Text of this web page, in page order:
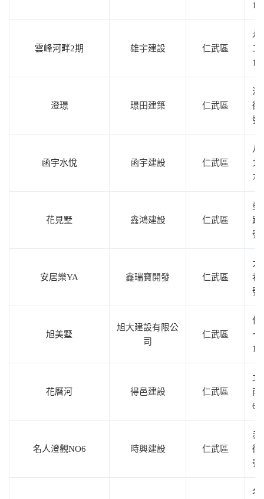
雲峰河畔2期 雄宇建設 仁武區
永
二
澄璟 璟田建築 仁武區
澄
街
號
函宇水悅 函宇建設 仁武區
八
北
花見墅 鑫鴻建設 仁武區
勇
路
號
安居樂YA 鑫瑞寶開發 仁武區
大
巷
號
旭美墅
旭大建設有限公
司
仁武區
仁
七
花曆河 得邑建設 仁武區
北
南
60
名人澄觀NO6 時興建設 仁武區
赤
街
號
名